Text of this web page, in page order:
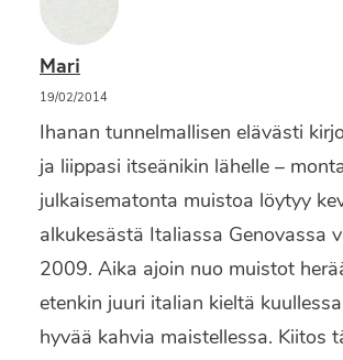
Mari
19/02/2014
Ihanan tunnelmallisen elävästi
ja liippasi itseänikin lähelle –
julkaisematonta muistoa löytyy
alkukesästä Italiassa Genovassa
2009. Aika ajoin nuo muistot
etenkin juuri italian kieltä
hyvää kahvia maistellessa. Kiitos